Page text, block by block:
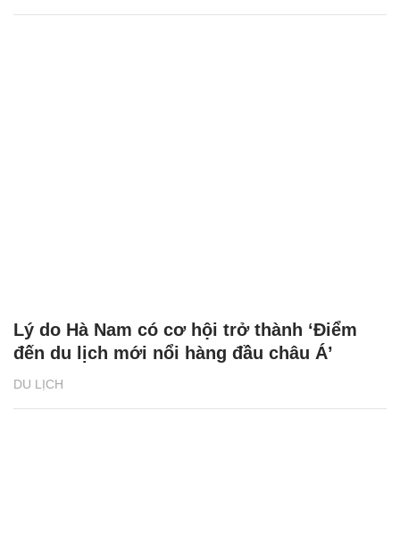
DU LỊCH
Lý do Hà Nam có cơ hội trở thành ‘Điểm
đến du lịch mới nổi hàng đầu châu Á’